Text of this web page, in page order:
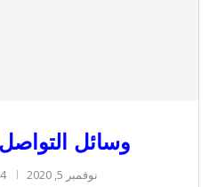
وسائل
نوفمبر 5, 2020